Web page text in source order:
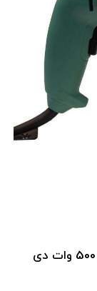
دریل سه نظام آچاری چکشی 13میلی متر 500 وات دی